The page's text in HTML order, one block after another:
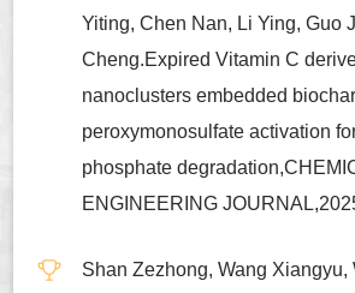
Yiting, Chen Nan, Li Ying, Guo
Cheng.Expired Vitamin C
nanoclusters embedded
peroxymonosulfate activation
phosphate
ENGINEERING
Shan Zezhong, Wang Xiangyu,